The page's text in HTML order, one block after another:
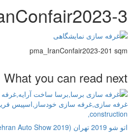
3
pma_IranConfair2023-201 sqm
What you can read next
اتو شو 2019 تهران (Tehran Auto Show 2019)